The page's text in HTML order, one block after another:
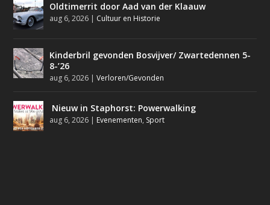
Oldtimerrit door Aad van der Klaauw
aug 6, 2026 | Cultuur en Historie
Kinderbril gevonden Bosvijver/ Zwartedennen 5-
8-’26
aug 6, 2026 |Verloren/Gevonden
Nieuw in Staphorst: Powerwalking
aug 6, 2026 | Evenementen, Sport